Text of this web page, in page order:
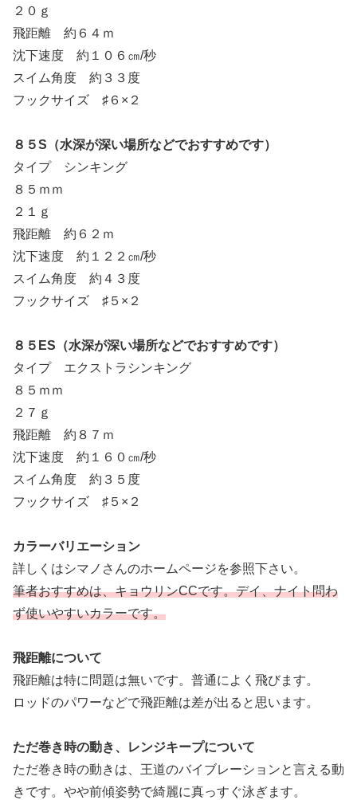
２０ｇ
飛距離 約６４ｍ
沈下速度 約１０６㎝/秒
スイム角度 約３３度
フックサイズ ♯６×２
８５S（水深が深い場所などでおすすめです）
タイプ シンキング
８５ｍｍ
２１ｇ
飛距離 約６２ｍ
沈下速度 約１２２㎝/秒
スイム角度 約４３度
フックサイズ ♯５×２
８５ES（水深が深い場所などでおすすめです）
タイプ エクストラシンキング
８５ｍｍ
２７ｇ
飛距離 約８７ｍ
沈下速度 約１６０㎝/秒
スイム角度 約３５度
フックサイズ ♯５×２
カラーバリエーション
詳しくはシマノさんのホームページを参照下さい。
筆者おすすめは、キョウリンCCです。デイ、ナイト問わ
ず使いやすいカラーです。
飛距離について
飛距離は特に問題は無いです。普通によく飛びます。
ロッドのパワーなどで飛距離は差が出ると思います。
ただ巻き時の動き、レンジキープについて
ただ巻き時の動きは、王道のバイブレーションと言える動
きです。やや前傾姿勢で綺麗に真っすぐ泳ぎます。